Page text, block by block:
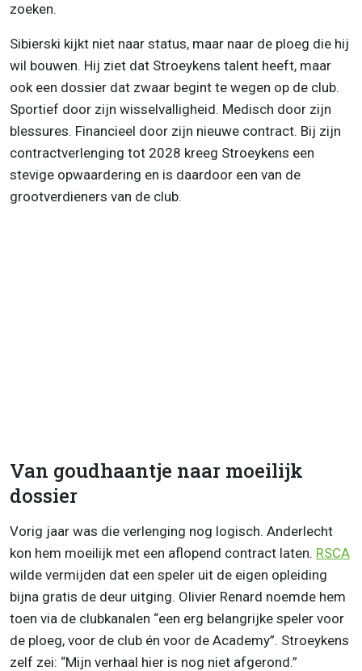
zoeken.
Sibierski kijkt niet naar status, maar naar de ploeg die hij
wil bouwen. Hij ziet dat Stroeykens talent heeft, maar
ook een dossier dat zwaar begint te wegen op de club.
Sportief door zijn wisselvalligheid. Medisch door zijn
blessures. Financieel door zijn nieuwe contract. Bij zijn
contractverlenging tot 2028 kreeg Stroeykens een
stevige opwaardering en is daardoor een van de
grootverdieners van de club.
Van goudhaantje naar moeilijk
dossier
Vorig jaar was die verlenging nog logisch. Anderlecht
kon hem moeilijk met een aflopend contract laten. RSCA
wilde vermijden dat een speler uit de eigen opleiding
bijna gratis de deur uitging. Olivier Renard noemde hem
toen via de clubkanalen “een erg belangrijke speler voor
de ploeg, voor de club én voor de Academy”. Stroeykens
zelf zei: “Mijn verhaal hier is nog niet afgerond.”